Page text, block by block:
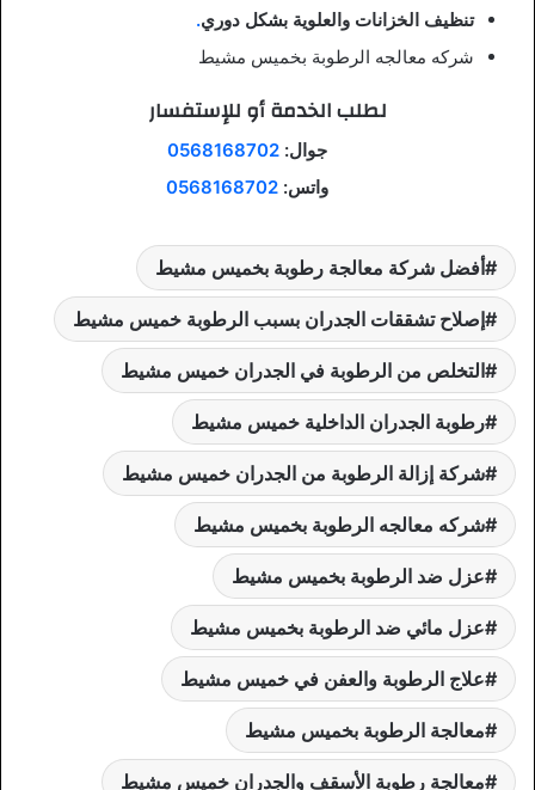
تنظيف الخزانات والعلوية بشكل دوري.
شركه معالجه الرطوبة بخميس مشيط
لطلب الخدمة أو للإستفسار
جوال:0568168702
واتس:0568168702
أفضل شركة معالجة رطوبة بخميس مشيط
إصلاح تشققات الجدران بسبب الرطوبة خميس مشيط
التخلص من الرطوبة في الجدران خميس مشيط
رطوبة الجدران الداخلية خميس مشيط
شركة إزالة الرطوبة من الجدران خميس مشيط
شركه معالجه الرطوبة بخميس مشيط
عزل ضد الرطوبة بخميس مشيط
عزل مائي ضد الرطوبة بخميس مشيط
علاج الرطوبة والعفن في خميس مشيط
معالجة الرطوبة بخميس مشيط
معالجة رطوبة الأسقف والجدران خميس مشيط